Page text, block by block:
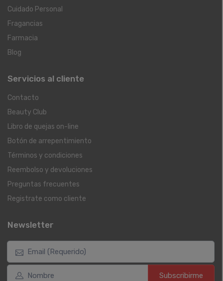
Cuidado Personal
Fragancias
Farmacia
Blog
Servicios al cliente
Contacto
Beauty Club
Libro de quejas on-line
Botón de arrepentimiento
Términos y condiciones
Reembolso y devoluciones
Preguntas frecuentes
Registrate como cliente
Newsletter
Subscribirme